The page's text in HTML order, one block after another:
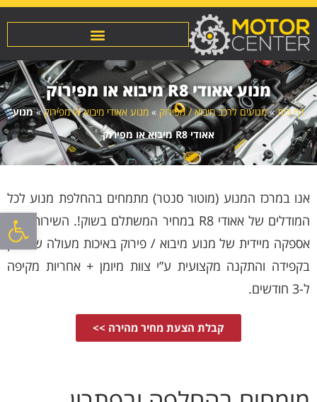
פתח
מנוע אאודי R8 מיבוא או מפירוק
דף בית»מנועים לרכב מיבוא / מפירוק » מנוע אאודי מיבוא או מפירוק»מנוע
אאודי R8 מיבוא או מפירוק
אנו במרכז המנוע (מוטור סנטר) מתמחים בהחלפת מנוע לכל
המודלים של אאודי R8 במחיר המשתלם בשוק!. השירות כולל
אספקה מיידית של מנוע מיבוא / פירוק באיכות מעולה שנבדק
בקפידה והתקנה מקצועית ע”י צוות מיומן + אחריות מקיפה
ל-3 חודשים.
קבלת הצעת מחיר מהירה >>